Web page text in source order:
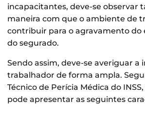
incapacitantes, deve-se observar
maneira com que o ambiente de
contribuir para o agravamento do
do segurado.
Sendo assim, deve-se averiguar a
trabalhador de forma ampla.
Técnico de Perícia Médica do
pode apresentar as seguintes